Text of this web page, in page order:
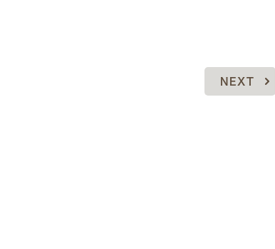
NEXT